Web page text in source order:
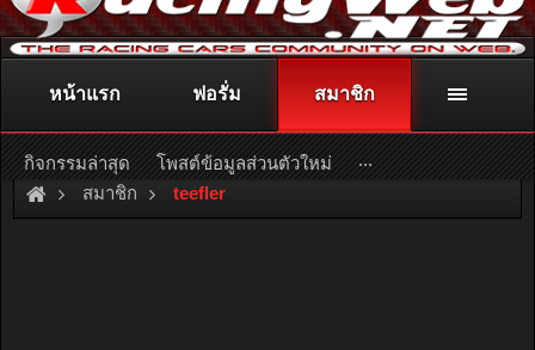
ติดต่อลงโฆษณา racingweb@gmail.comหรือโทร. 081-811-1138
หรืออ่านรายละเอียดเพิ่มเติม คลิกที่นี่
สมาชิก teefler
หน้าแรก ฟอรั่ม สมาชิก
กิจกรรมล่าสุด โพสต์ข้อมูลส่วนตัวใหม่ ...